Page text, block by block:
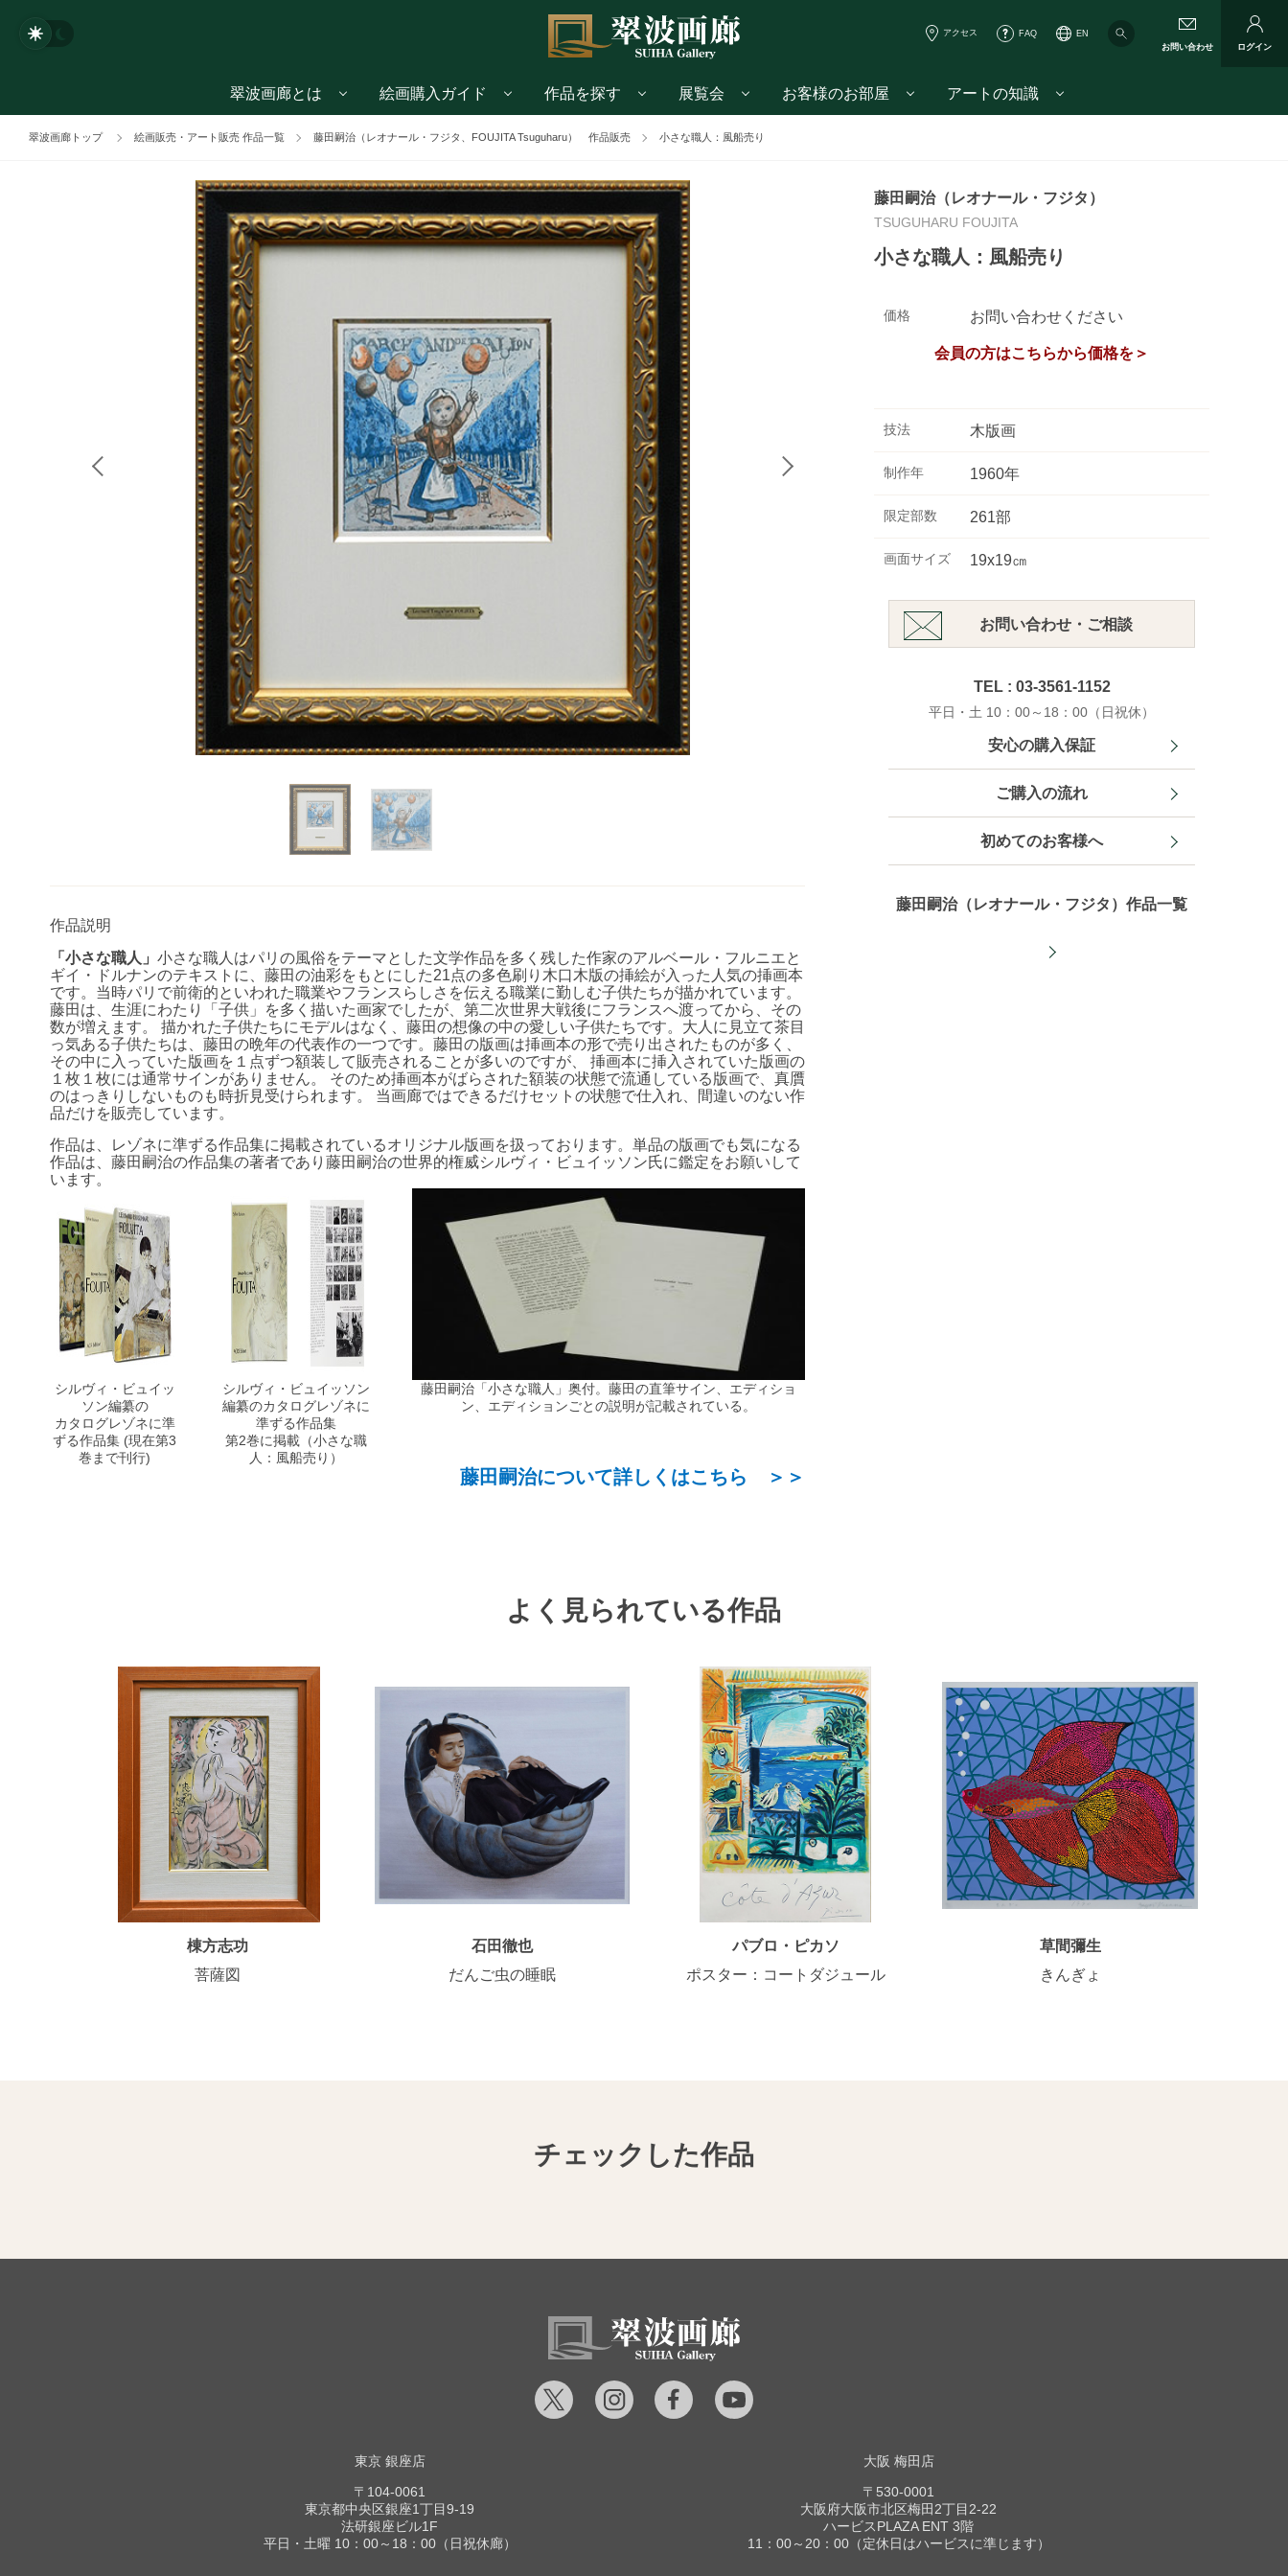
アクセス FAQ
EN
お問い合わせ
ログイン
翠波画廊とは 絵画購入ガイド 作品を探す 展覧会 お客様のお部屋 アートの知識
翠波画廊トップ 絵画販売・アート販売 作品一覧 藤田嗣治（レオナール・フジタ、FOUJITA Tsuguharu） 作品販売 小さな職人：風船売り
作品説明
「小さな職人」 小さな職人はパリの風俗をテーマとした文学作品を多く残した作家のアルベール・フルニエと
ギイ・ドルナンのテキストに、藤田の油彩をもとにした21点の多色刷り木口木版の挿絵が入った人気の挿画本
です。当時パリで前衛的といわれた職業やフランスらしさを伝える職業に勤しむ子供たちが描かれています。
藤田は、生涯にわたり「子供」を多く描いた画家でしたが、第二次世界大戦後にフランスへ渡ってから、その
数が増えます。 描かれた子供たちにモデルはなく、藤田の想像の中の愛しい子供たちです。大人に見立て茶目
っ気ある子供たちは、藤田の晩年の代表作の一つです。藤田の版画は挿画本の形で売り出されたものが多く、
その中に入っていた版画を１点ずつ額装して販売されることが多いのですが、 挿画本に挿入されていた版画の
１枚１枚には通常サインがありません。 そのため挿画本がばらされた額装の状態で流通している版画で、真贋
のはっきりしないものも時折見受けられます。 当画廊ではできるだけセットの状態で仕入れ、間違いのない作
品だけを販売しています。
作品は、レゾネに準ずる作品集に掲載されているオリジナル版画を扱っております。単品の版画でも気になる
作品は、藤田嗣治の作品集の著者であり藤田嗣治の世界的権威シルヴィ・ビュイッソン氏に鑑定をお願いして
います。
シルヴィ・ビュイッ
ソン編纂の
カタログレゾネに準
ずる作品集 (現在第3
巻まで刊行)
シルヴィ・ビュイッソン
編纂のカタログレゾネに
準ずる作品集
第2巻に掲載（小さな職
人：風船売り）
藤田嗣治「小さな職人」奥付。 藤田の直筆サイン、エディショ
ン、エディションごとの説明が記載されている。
藤田嗣治について詳しくはこちら ＞＞
藤田嗣治（レオナール・フジタ）
TSUGUHARU FOUJITA
小さな職人：風船売り
価格 お問い合わせください
会員の方はこちらから価格を＞
技法 木版画
制作年 1960年
限定部数 261部
画面サイズ 19x19㎝
お問い合わせ・ご相談
TEL : 03-3561-1152
平日・土 10：00～18：00（日祝休）
安心の購入保証
ご購入の流れ
初めてのお客様へ
藤田嗣治（レオナール・フジタ）作品一覧
よく見られている作品
棟方志功
菩薩図
石田徹也
だんご虫の睡眠
パブロ・ピカソ
ポスター：コートダジュール
草間彌生
きんぎょ
チェックした作品
東京 銀座店
〒104-0061
東京都中央区銀座1丁目9-19
法研銀座ビル1F
平日・土曜 10：00～18：00（日祝休廊）
大阪 梅田店
〒530-0001
大阪府大阪市北区梅田2丁目2-22
ハービスPLAZA ENT 3階
11：00～20：00（定休日はハービスに準じます）